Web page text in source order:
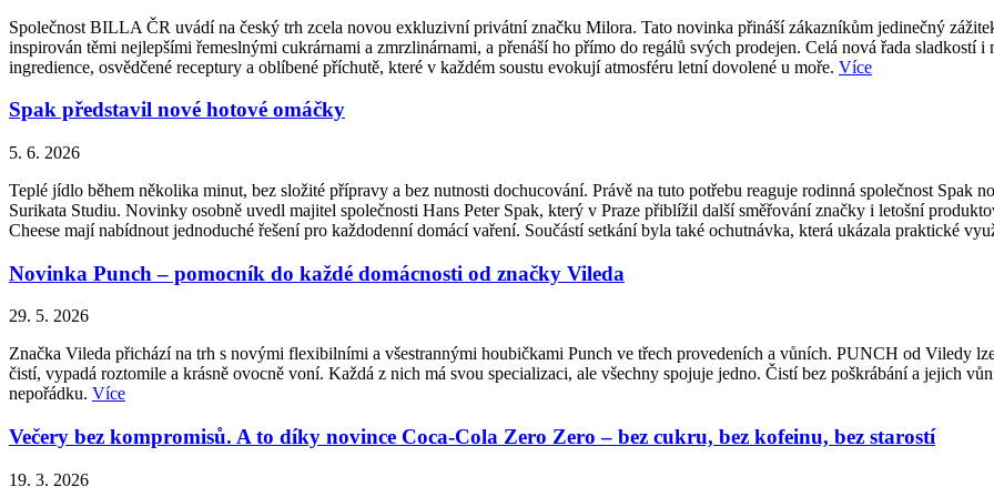
Společnost BILLA ČR uvádí na český trh zcela novou exkluzivní privátní značku Milora. Tato novinka přináší zákazníkům jedinečný
inspirován těmi nejlepšími řemeslnými cukrárnami a zmrzlinárnami, a přenáší ho přímo do regálů svých prodejen. Celá nová řada sladkostí
ingredience, osvědčené receptury a oblíbené příchutě, které v každém soustu evokují atmosféru letní dovolené u moře. Více
Spak představil nové hotové omáčky
5. 6. 2026
Teplé jídlo během několika minut, bez složité přípravy a bez nutnosti dochucování. Právě na tuto potřebu reaguje rodinná společnost Spak
Surikata Studiu. Novinky osobně uvedl majitel společnosti Hans Peter Spak, který v Praze přiblížil další směřování značky i letošní
Cheese mají nabídnout jednoduché řešení pro každodenní domácí vaření. Součástí setkání byla také ochutnávka, která ukázala praktické
Novinka Punch – pomocník do každé domácnosti od značky Vileda
29. 5. 2026
Značka Vileda přichází na trh s novými flexibilními a všestrannými houbičkami Punch ve třech provedeních a vůních. PUNCH od Viledy
čistí, vypadá roztomile a krásně ovocně voní. Každá z nich má svou specializaci, ale všechny spojuje jedno. Čistí bez poškrábání a jejich
nepořádku. Více
Večery bez kompromisů. A to díky novince Coca-Cola Zero Zero – bez cukru, bez kofeinu, bez starostí
19. 3. 2026